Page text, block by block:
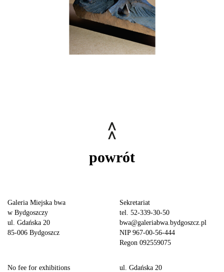
powrót
Galeria Miejska bwa
w Bydgoszczy
ul. Gdańska 20
85-006 Bydgoszcz
Sekretariat
tel. 52-339-30-50
bwa@galeriabwa.bydgoszcz.pl
NIP 967-00-56-444
Regon 092559075
No fee for exhibitions
ul. Gdańska 20